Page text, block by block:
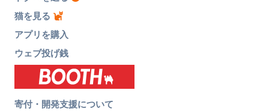
猫を見る
アプリを購入
ウェブ投げ銭
寄付・開発支援について